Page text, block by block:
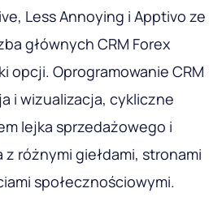
Less Annoying i Apptivo ze
głównych CRM Forex
opcji. Oprogramowanie CRM
i wizualizacja, cykliczne
lejka sprzedażowego i
różnymi giełdami, stronami
społecznościowymi.